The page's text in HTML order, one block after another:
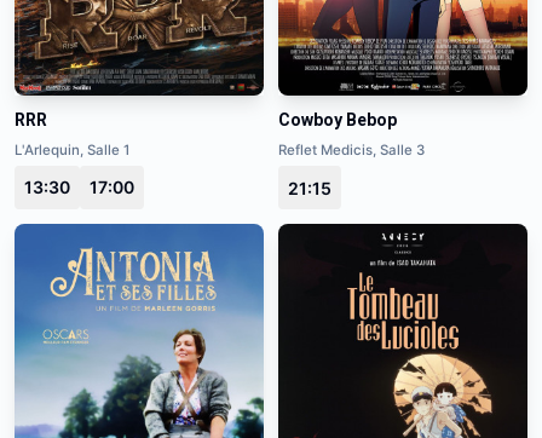
RRR
L'Arlequin, Salle 1
13:30 17:00
Cowboy Bebop
Reflet Medicis, Salle 3
21:15